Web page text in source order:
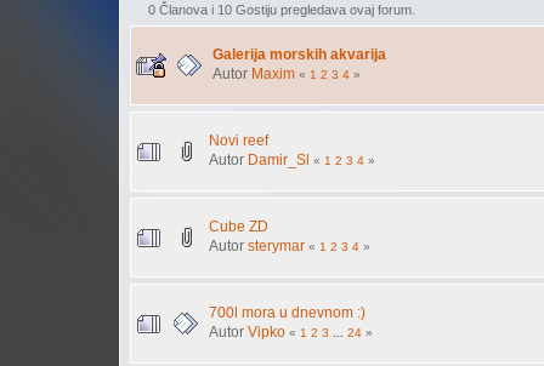
0 Članova i 10 Gostiju pregledava ovaj forum.
Galerija morskih akvarija
Autor Maxim « 1 2 3 4 »
Novi reef
Autor Damir_Sl « 1 2 3 4 »
Cube ZD
Autor sterymar « 1 2 3 4 »
700l mora u dnevnom :)
Autor Vipko « 1 2 3 24 »